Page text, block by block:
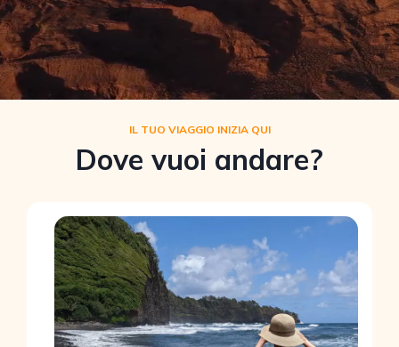
IL TUO VIAGGIO INIZIA QUI
Dove vuoi andare?